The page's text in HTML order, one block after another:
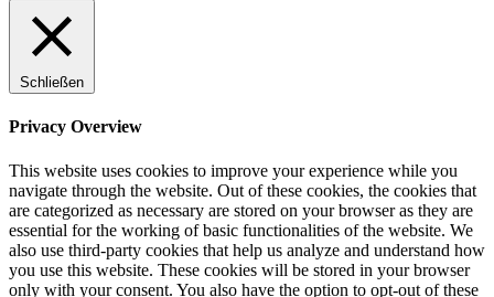
Schließen
Privacy Overview
This website uses cookies to improve your experience while you
navigate through the website. Out of these cookies, the cookies that
are categorized as necessary are stored on your browser as they are
essential for the working of basic functionalities of the website. We
also use third-party cookies that help us analyze and understand how
you use this website. These cookies will be stored in your browser
only with your consent. You also have the option to opt-out of these